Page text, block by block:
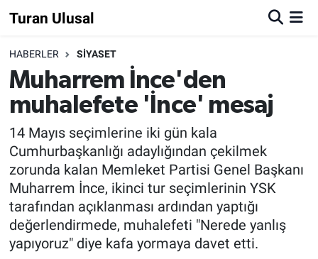
Turan Ulusal
HABERLER SİYASET
Muharrem İnce'den
muhalefete 'İnce' mesaj
14 Mayıs seçimlerine iki gün kala
Cumhurbaşkanlığı adaylığından çekilmek
zorunda kalan Memleket Partisi Genel Başkanı
Muharrem İnce, ikinci tur seçimlerinin YSK
tarafından açıklanması ardından yaptığı
değerlendirmede, muhalefeti "Nerede yanlış
yapıyoruz" diye kafa yormaya davet etti.